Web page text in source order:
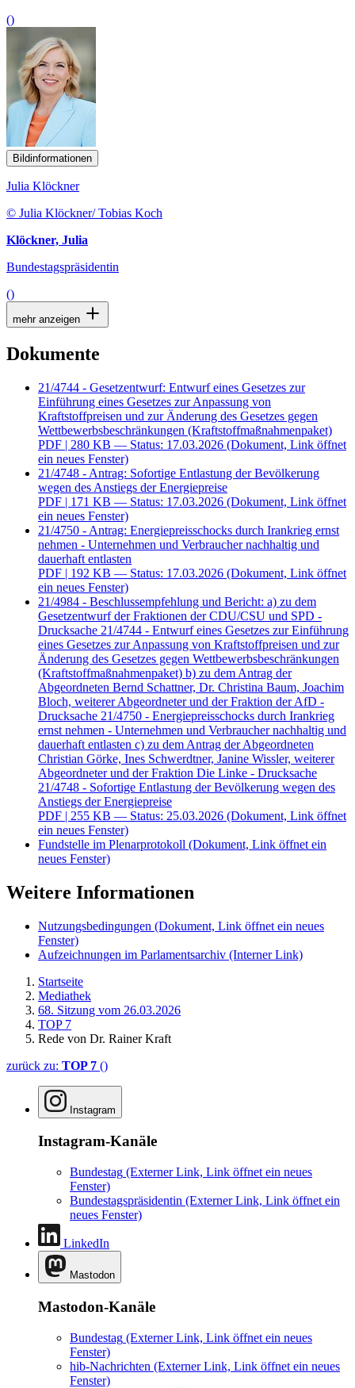
()
Bildinformationen
Julia Klöckner
© Julia Klöckner/ Tobias Koch
Klöckner, Julia
Bundestagspräsidentin
()
mehr anzeigen
Dokumente
21/4744 - Gesetzentwurf: Entwurf eines Gesetzes zur
Einführung eines Gesetzes zur Anpassung von
Kraftstoffpreisen und zur Änderung des Gesetzes gegen
Wettbewerbsbeschränkungen (Kraftstoffmaßnahmenpaket)
PDF | 280 KB — Status: 17.03.2026 (Dokument, Link öffnet
ein neues Fenster)
21/4748 - Antrag: Sofortige Entlastung der Bevölkerung
wegen des Anstiegs der Energiepreise
PDF | 171 KB — Status: 17.03.2026 (Dokument, Link öffnet
ein neues Fenster)
21/4750 - Antrag: Energiepreisschocks durch Irankrieg ernst
nehmen - Unternehmen und Verbraucher nachhaltig und
dauerhaft entlasten
PDF | 192 KB — Status: 17.03.2026 (Dokument, Link öffnet
ein neues Fenster)
21/4984 - Beschlussempfehlung und Bericht: a) zu dem
Gesetzentwurf der Fraktionen der CDU/CSU und SPD -
Drucksache 21/4744 - Entwurf eines Gesetzes zur Einführung
eines Gesetzes zur Anpassung von Kraftstoffpreisen und zur
Änderung des Gesetzes gegen Wettbewerbsbeschränkungen
(Kraftstoffmaßnahmenpaket) b) zu dem Antrag der
Abgeordneten Bernd Schattner, Dr. Christina Baum, Joachim
Bloch, weiterer Abgeordneter und der Fraktion der AfD -
Drucksache 21/4750 - Energiepreisschocks durch Irankrieg
ernst nehmen - Unternehmen und Verbraucher nachhaltig und
dauerhaft entlasten c) zu dem Antrag der Abgeordneten
Christian Görke, Ines Schwerdtner, Janine Wissler, weiterer
Abgeordneter und der Fraktion Die Linke - Drucksache
21/4748 - Sofortige Entlastung der Bevölkerung wegen des
Anstiegs der Energiepreise
PDF | 255 KB — Status: 25.03.2026 (Dokument, Link öffnet
ein neues Fenster)
Fundstelle im Plenarprotokoll (Dokument, Link öffnet ein
neues Fenster)
Weitere Informationen
Nutzungsbedingungen (Dokument, Link öffnet ein neues
Fenster)
Aufzeichnungen im Parlamentsarchiv (Interner Link)
Startseite
Mediathek
68. Sitzung vom 26.03.2026
TOP 7
Rede von Dr. Rainer Kraft
zurück zu: TOP 7 ()
Instagram
Instagram-Kanäle
Bundestag (Externer Link, Link öffnet ein neues
Fenster)
Bundestagspräsidentin (Externer Link, Link öffnet ein
neues Fenster)
LinkedIn
Mastodon
Mastodon-Kanäle
Bundestag (Externer Link, Link öffnet ein neues
Fenster)
hib-Nachrichten (Externer Link, Link öffnet ein neues
Fenster)